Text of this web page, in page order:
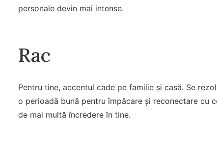
personale devin mai intense.
Rac
Pentru tine, accentul cade pe familie și casă. Se
o perioadă bună pentru împăcare și reconectare cu
de mai multă încredere în tine.